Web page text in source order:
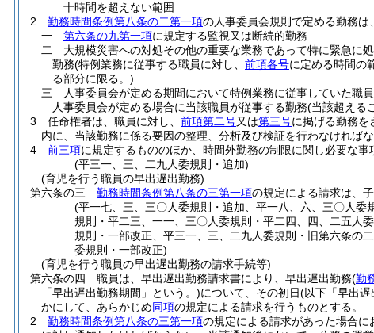
十時間を超えない範囲
2
勤務時間条例第八条の二第一項の人事委員会規則で定める勤務は
一
第六条の九第一項に規定する監視又は断続的勤務
二
大規模災害への対処その他の重要な業務であって特に緊急に
勤務(特例業務に従事する職員に対し、 前項各号に定める時間の
る部分に限る。)
三
人事委員会が定める期間において特例業務に従事していた職員
人事委員会が定める場合に当該職員が従事する勤務(当該超える
3
任命権者は、職員に対し、 前項第二号又は第三号に掲げる勤務を
内に、当該勤務に係る要因の整理、分析及び検証を行わなければな
4
前三項に規定するもののほか、時間外勤務の制限に関し必要な事
(平三一、三、二九人委規則・追加)
(育児を行う職員の早出遅出勤務)
第六条の三
勤務時間条例第八条の三第一項の規定による請求は、
(平一七、三、三〇人委規則・追加、平一八、六、三〇人
規則・平二三、一一、三〇人委規則・平二四、四、二五人
規則・一部改正、平三一、三、二九人委規則・旧第六条の
委規則・一部改正)
(育児を行う職員の早出遅出勤務の請求手続等)
第六条の四
職員は、早出遅出勤務請求書により、早出遅出勤務(勤
「早出遅出勤務期間」という。)について、その初日(以下「早出遅
かにして、あらかじめ同項の規定による請求を行うものとする。
2
勤務時間条例第八条の三第一項の規定による請求があった場合